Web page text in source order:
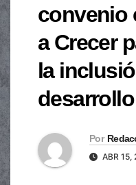
convenio
a Crecer
la
Por
ABR 15,